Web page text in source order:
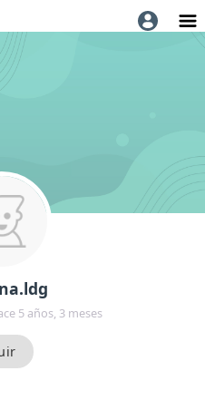
5 años, 3 meses